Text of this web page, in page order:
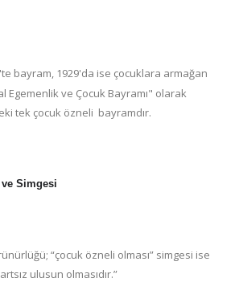
bayram, 1929'da ise çocuklara armağan
Egemenlik ve Çocuk Bayramı" olarak
tek çocuk özneli bayramdır.
Simgesi
“çocuk özneli olması” simgesi ise
ulusun olmasıdır.”